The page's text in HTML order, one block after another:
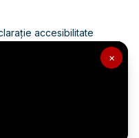
×
accesibilitate
de confidențialitate